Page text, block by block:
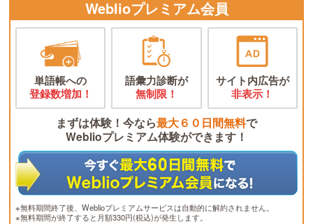
Weblioプレミアム会員
単語帳への
登録数増加！
語彙力診断が
無制限！
サイト内広告が
非表示！
まずは体験！今なら最大６０日間無料で
Weblioプレミアム体験ができます！
※無料期間終了後、Weblioプレミアムサービスは自動的に解約されません。
※無料期間が終了すると月額330円(税込)が発生します。